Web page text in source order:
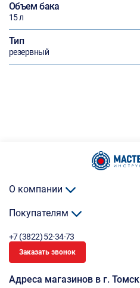
Объем бака
15 л
Тип
резервный
О компании
Покупателям
+7 (3822) 52-34-73
Заказать звонок
Адреса магазинов в г. Томск